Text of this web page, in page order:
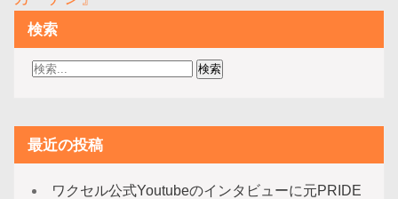
ー
シ
ョ
検索
最近の投稿
ワクセル公式Youtubeのインタビューに元PRIDE